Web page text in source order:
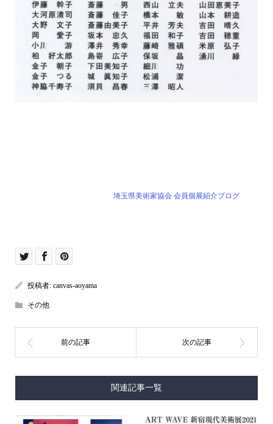
埼玉県美術家協会 会員個展紹介ブログ
投稿者: canvas-aoyama
その他
関連記事一覧